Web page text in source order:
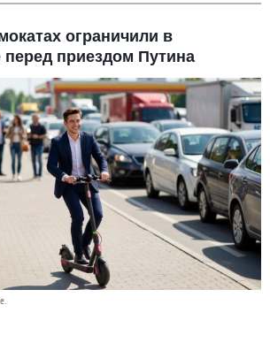
ограничили в
перед приездом Путина